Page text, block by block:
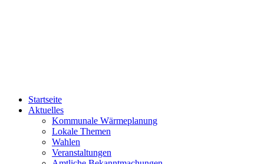
Startseite
Aktuelles
Kommunale Wärmeplanung
Lokale Themen
Wahlen
Veranstaltungen